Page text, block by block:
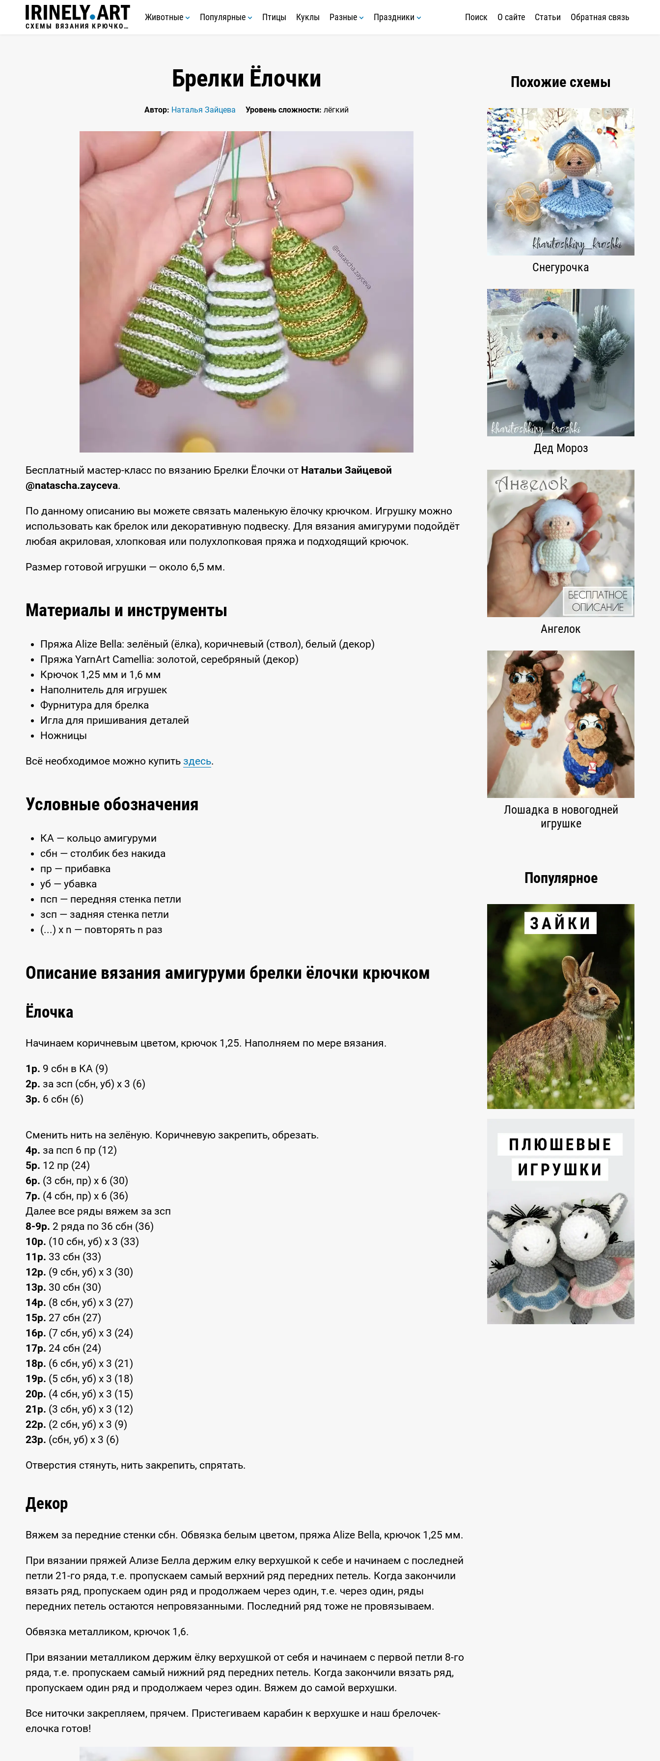
СХЕМЫ ВЯЗАНИЯ КРЮЧКОМ
Животные Популярные Птицы Куклы Разные Праздники Поиск О сайте Статьи Обратная связь
Брелки Ёлочки
Автор: Наталья Зайцева Уровень сложности: лёгкий
Бесплатный мастер-класс по вязанию Брелки Ёлочки от Натальи Зайцевой
@natascha.zayceva.
По данному описанию вы можете связать маленькую ёлочку крючком. Игрушку можно
использовать как брелок или декоративную подвеску. Для вязания амигуруми подойдёт
любая акриловая, хлопковая или полухлопковая пряжа и подходящий крючок.
Размер готовой игрушки — около 6,5 мм.
Материалы и инструменты
Пряжа Alize Bella: зелёный (ёлка), коричневый (ствол), белый (декор)
Пряжа YarnArt Camellia: золотой, серебряный (декор)
Крючок 1,25 мм и 1,6 мм
Наполнитель для игрушек
Фурнитура для брелка
Игла для пришивания деталей
Ножницы
Всё необходимое можно купить здесь.
Условные обозначения
КА — кольцо амигуруми
сбн — столбик без накида
пр — прибавка
уб — убавка
псп — передняя стенка петли
зсп — задняя стенка петли
(...) x n — повторять n раз
Описание вязания амигуруми брелки ёлочки крючком
Ёлочка
Начинаем коричневым цветом, крючок 1,25. Наполняем по мере вязания.
1р. 9 сбн в КА (9)
2р. за зсп (сбн, уб) x 3 (6)
3р. 6 сбн (6)
Сменить нить на зелёную. Коричневую закрепить, обрезать.
4р. за псп 6 пр (12)
5р. 12 пр (24)
6р. (3 сбн, пр) x 6 (30)
7р. (4 сбн, пр) x 6 (36)
Далее все ряды вяжем за зсп
8-9р. 2 ряда по 36 сбн (36)
10р. (10 сбн, уб) x 3 (33)
11р. 33 сбн (33)
12р. (9 сбн, уб) x 3 (30)
13р. 30 сбн (30)
14р. (8 сбн, уб) x 3 (27)
15р. 27 сбн (27)
16р. (7 сбн, уб) x 3 (24)
17р. 24 сбн (24)
18р. (6 сбн, уб) x 3 (21)
19р. (5 сбн, уб) x 3 (18)
20р. (4 сбн, уб) x 3 (15)
21р. (3 сбн, уб) x 3 (12)
22р. (2 сбн, уб) x 3 (9)
23р. (сбн, уб) x 3 (6)
Отверстия стянуть, нить закрепить, спрятать.
Декор
Вяжем за передние стенки сбн. Обвязка белым цветом, пряжа Alize Bella, крючок 1,25 мм.
При вязании пряжей Ализе Белла держим елку верхушкой к себе и начинаем с последней
петли 21-го ряда, т.е. пропускаем самый верхний ряд передних петель. Когда закончили
вязать ряд, пропускаем один ряд и продолжаем через один, т.е. через один, ряды
передних петель остаются непровязанными. Последний ряд тоже не провязываем.
Обвязка металликом, крючок 1,6.
При вязании металликом держим ёлку верхушкой от себя и начинаем с первой петли 8-го
ряда, т.е. пропускаем самый нижний ряд передних петель. Когда закончили вязать ряд,
пропускаем один ряд и продолжаем через один. Вяжем до самой верхушки.
Все ниточки закрепляем, прячем. Пристегиваем карабин к верхушке и наш брелочек-
елочка готов!
Похожие схемы
Снегурочка
Дед Мороз
Ангелок
Лошадка в новогодней
игрушке
Популярное